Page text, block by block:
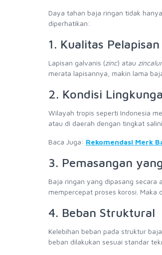
Daya tahan baja ringan tidak
diperhatikan:
1. Kualitas
Lapisan galvanis (zinc) atau
merata lapisannya, makin lama
2. Kondisi
Wilayah tropis seperti Indonesia
atau di daerah dengan tingkat
Baca Juga: Rekomendasi Merk
3. Pemasangan
Baja ringan yang dipasang secara
mempercepat proses korosi. Maka
4. Beban Struktural
Kelebihan beban pada struktur
beban dilakukan sesuai standar